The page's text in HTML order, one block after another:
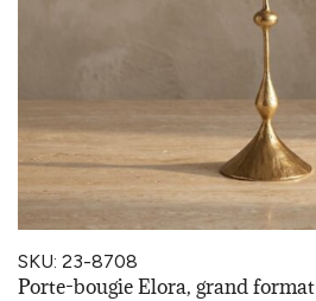
SKU: 23-8708
Porte-bougie Elora, grand format